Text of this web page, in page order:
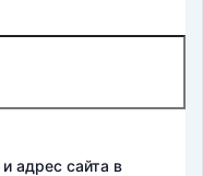
адрес сайта в